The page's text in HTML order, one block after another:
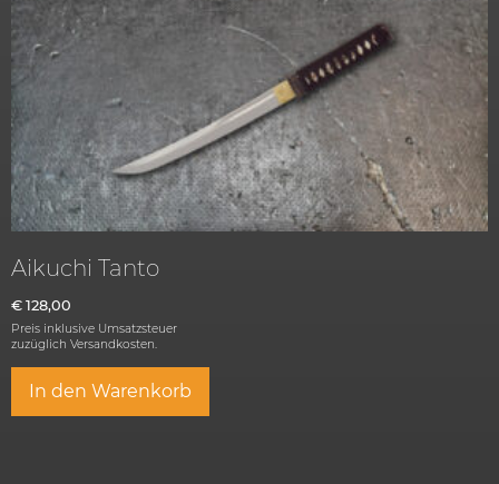
Aikuchi Tanto
€ 128,00
Preis inklusive Umsatzsteuer
zuzüglich Versandkosten.
In den Warenkorb